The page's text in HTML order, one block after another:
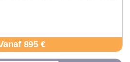
895 €